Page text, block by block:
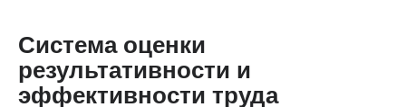
Система оценки
результативности и
эффективности труда